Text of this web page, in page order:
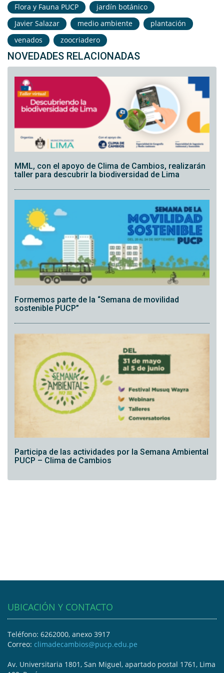
Flora y Fauna PUCP
jardín botánico
Javier Salazar
medio ambiente
plantación
venados
zoocriadero
NOVEDADES RELACIONADAS
MML, con el apoyo de Clima de Cambios, realizarán
taller para descubrir la biodiversidad de Lima
Formemos parte de la “Semana de movilidad
sostenible PUCP”
Participa de las actividades por la Semana Ambiental
PUCP – Clima de Cambios
UBICACIÓN Y CONTACTO
Teléfono: 6262000, anexo 3917
Correo: climadecambios@pucp.edu.pe
Av. Universitaria 1801, San Miguel, apartado postal 1761, Lima